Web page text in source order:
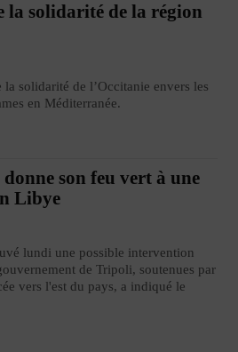
la solidarité de la région
solidarité de l’Occitanie envers les
en Méditerranée.
son feu vert à une
Libye
lundi une possible intervention
de Tripoli, soutenues par
vers l'est du pays, a indiqué le